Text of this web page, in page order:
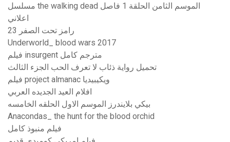
مسلسل the walking dead الموسم الثامن الحلقة 1 فاصل
اعلاني
رامز تحت الصفر 23
Underworld_ blood wars 2017
فيلم insurgent مترجم كامل
تحميل رواية ذئاب لا تعرف الحب الجزء الثالث
فيلم project almanac ويكيبيديا
افلام العيد الجديده العربي
بيكي بلايندرز الموسم الاول الحلقه الخامسه
Anacondas_ the hunt for the blood orchid
فيلم منبوذ كامل